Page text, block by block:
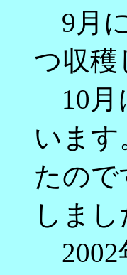
9月
つ収穫
10月
いま
たので
しまし
2002